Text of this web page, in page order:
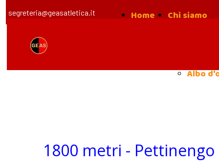
segreteria@geasatletica.it Home
Chi siamo
Albo
1800 metri - Pettinengo